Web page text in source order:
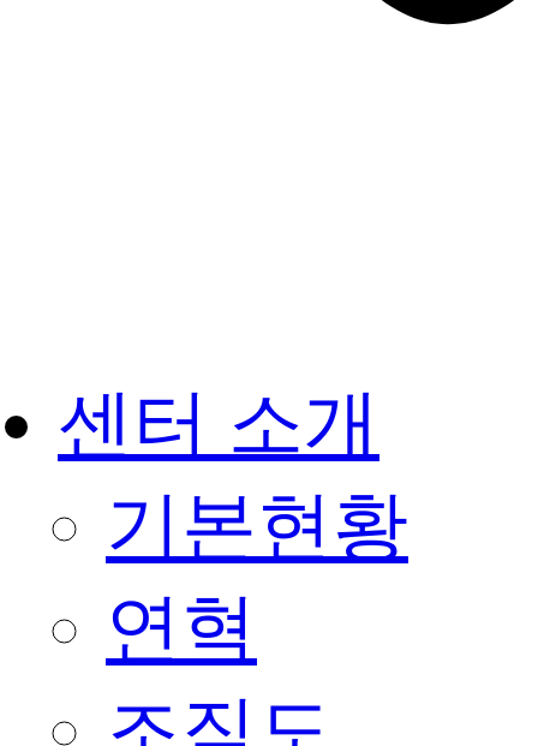
센터 소개
기본현황
연혁